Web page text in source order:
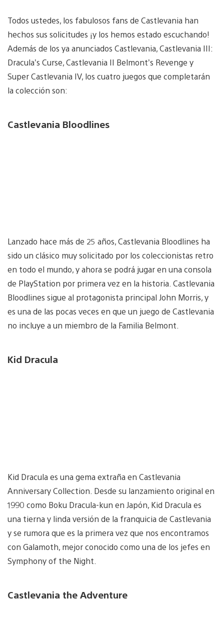
Todos ustedes, los fabulosos fans de Castlevania han
hechos sus solicitudes ¡y los hemos estado escuchando!
Además de los ya anunciados Castlevania, Castlevania III:
Dracula’s Curse, Castlevania II Belmont’s Revenge y
Super Castlevania IV, los cuatro juegos que completarán
la colección son:
Castlevania Bloodlines
Lanzado hace más de 25 años, Castlevania Bloodlines ha
sido un clásico muy solicitado por los coleccionistas retro
en todo el mundo, y ahora se podrá jugar en una consola
de PlayStation por primera vez en la historia. Castlevania
Bloodlines sigue al protagonista principal John Morris, y
es una de las pocas veces en que un juego de Castlevania
no incluye a un miembro de la Familia Belmont.
Kid Dracula
Kid Dracula es una gema extraña en Castlevania
Anniversary Collection. Desde su lanzamiento original en
1990 como Boku Dracula-kun en Japón, Kid Dracula es
una tierna y linda versión de la franquicia de Castlevania
y se rumora que es la primera vez que nos encontramos
con Galamoth, mejor conocido como una de los jefes en
Symphony of the Night.
Castlevania the Adventure